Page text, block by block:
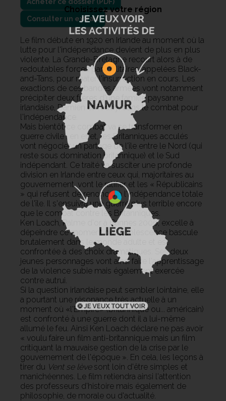
Consulter un extrait
Le film débute en 1920 en Irlande au moment où la
lutte pour l'indépendance devient de plus en plus
violente. La Grande-Bretagne recourt alors à de
redoutables forces paramilitaires, appelées Black-
and-Tans, pour mater l'insurrection en cours. Les
exactions de ces bandes armées vont notamment
précipiter deux frères d'une famille paysanne
irlandaise, Damien et Teddy, dans le combat pour
l'indépendance.
Mais bientôt ce combat va se transformer en
guerre civile : en effet, les Britanniques acculés
vont négocier un partage de l'île entre le Nord (qui
reste sous domination britannique) et le Sud
indépendant. Ce traité va susciter une profonde
division en Irlande entre ceux qui, majoritaires au
gouvernement, vont le ratifier et les « Républicains
» qui refusent de renoncer à l'indépendance totale
de l'île. Il s'ensuivra une guerre plus terrible encore
que le combat contre les Britanniques.
Ken Loach, Palme d'or à Cannes 2006, excelle à
dépeindre ce moment où l'adolescence bascule
brutalement dans le monde adulte et est
confrontée à des choix dramatiques. Ses deux
jeunes personnages vont ainsi faire l'apprentissage
de la violence subie mais également exercée
contre autrui.
Si la question irlandaise peut sembler lointaine, elle
a pourtant une résonance très actuelle à un
moment où «l'Empire» (britannique ou... américain)
est confronté à une guerre dont il a lui-même
allumé le feu. Ainsi Ken Loach déclare ne pas avoir
« voulu faire un film anti-britannique mais un film
critiquant la mauvaise gestion de la crise par le
gouvernement de l'époque ». En cela, les leçons à
tirer du Vent se lèvesont loin d'être simples et
manichéennes. Le film retiendra ainsi l'attention
des professeurs d'histoire mais également de
philosophie, de morale ou d'actualité.
Choisissez votre région